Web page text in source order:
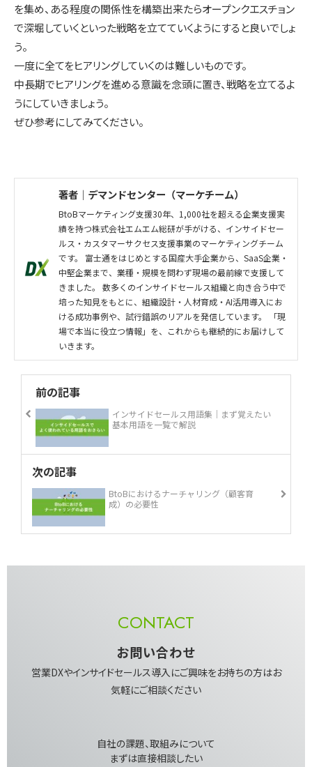
を集め、ある程度の関係性を構築出来たらオープンクエスチョン
で深堀していくといった戦略を立てていくようにすると良いでしょ
う。
一度に全てをヒアリングしていくのは難しいものです。
中長期でヒアリングを進める意識を念頭に置き、戦略を立てるよ
うにしていきましょう。
ぜひ参考にしてみてください。
著者｜デマンドセンター（マーケチーム）
BtoBマーケティング支援30年、1,000社を超える企業支援実
績を持つ株式会社エムエム総研が手がける、インサイドセー
ルス・カスタマーサクセス支援事業のマーケティングチーム
です。 富士通をはじめとする国産大手企業から、SaaS企業・
中堅企業まで、業種・規模を問わず現場の最前線で支援して
きました。 数多くのインサイドセールス組織と向き合う中で
培った知見をもとに、組織設計・人材育成・AI活用導入にお
ける成功事例や、試行錯誤のリアルを発信しています。 「現
場で本当に役立つ情報」を、これからも継続的にお届けして
いきます。
前の記事
インサイドセールス用語集｜まず覚えたい
基本用語を一覧で解説
次の記事
BtoBにおけるナーチャリング（顧客育
成）の必要性
CONTACT
お問い合わせ
営業DXやインサイドセールス導入にご興味を​お持ちの方はお
気軽にご相談ください
自社の課題、取組みについて​
まずは直接相談したい​